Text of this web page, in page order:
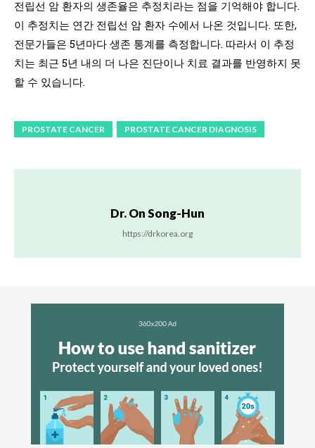
전립선 암 환자의 생존율은 추정치라는 점을 기억해야 합니다.
이 추정치는 연간 전립선 암 환자 수에서 나온 것입니다. 또한,
전문가들은 5년마다 생존 통계를 측정합니다. 따라서 이 추정
치는 최근 5년 내의 더 나은 진단이나 치료 결과를 반영하지 못
할 수 있습니다.
PROSTATE CANCER PROSTATE CANCER DIAGNOSIS
Dr. On Song-Hun
https://drkorea.org